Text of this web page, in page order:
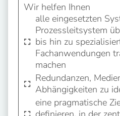
Wir helfen Ihnen
alle eingesetzten
Prozessleitsystem
bis hin zu
Fachanwendungen
machen
Redundanzen,
Abhängigkeiten zu
eine pragmatische